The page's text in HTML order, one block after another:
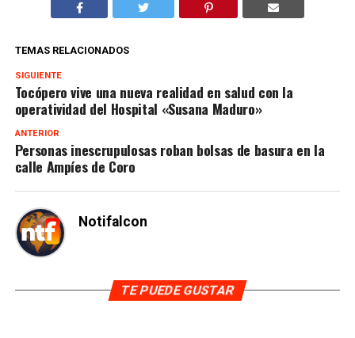
TEMAS RELACIONADOS
SIGUIENTE
Tocópero vive una nueva realidad en salud con la
operatividad del Hospital «Susana Maduro»
ANTERIOR
Personas inescrupulosas roban bolsas de basura en la
calle Ampíes de Coro
Notifalcon
TE PUEDE GUSTAR